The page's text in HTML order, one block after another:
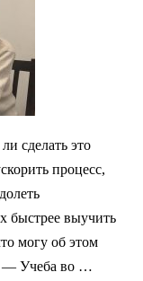
сделать это
процесс,
быстрее выучить
могу об этом
— Учеба во …